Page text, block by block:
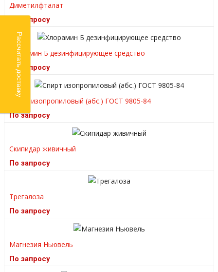
Диметилфталат
По запросу
Хлорамин Б дезинфицирующее средство
По запросу
Спирт изопропиловый (абс.) ГОСТ 9805-84
По запросу
Скипидар живичный
По запросу
Трегалоза
По запросу
Магнезия Ньювель
По запросу
Рассчитать доставку